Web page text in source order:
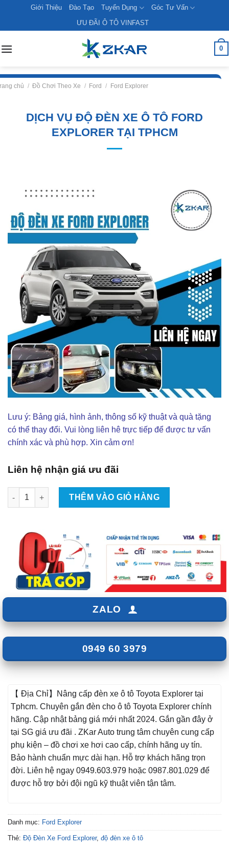
content
Giới Thiệu Đào Tạo Tuyển Dụng
Góc Tư Vấn
ƯU ĐÃI Ô TÔ VINFAST
0
chủ / Đồ Chơi Theo Xe / Ford / Ford Explorer
DỊCH VỤ ĐỘ ĐÈN XE Ô TÔ FORD
EXPLORER TẠI TPHCM
Lưu ý: Bảng giá, hình ảnh, thông số kỹ thuật và quà tặng
có thể thay đổi. Vui lòng liên hê trực tiếp để được tư vấn
chính xác và phù hợp. Xin cảm ơn!
Liên hệ nhận giá ưu đãi
Dịch Vụ Độ Đèn Xe Ô Tô Ford Explorer Tại TpHCM số lượng
THÊM VÀO GIỎ HÀNG
ZALO
0949 60 3979
【 Địa Chỉ】Nâng cấp đèn xe ô tô Toyota Explorer tại
Tphcm. Chuyên gắn đèn cho ô tô Toyota Explorer chính
hãng. Cập nhật bảng giá mới nhất 2024. Gắn gần đây ở
tại SG giá ưu đãi . ZKar Auto trung tâm chuyên cung cấp
phụ kiện – đồ chơi xe hơi cao cấp, chính hãng uy tín.
Bảo hành chuẩn mực dài hạn. Hỗ trợ khách hãng trọn
đời. Liên hệ ngay 0949.603.979 hoặc 0987.801.029 để
được hỗ trợ bởi đội ngũ kỹ thuật viên tận tâm.
Danh mục: Ford Explorer
Thẻ: Độ Đèn Xe Ford Explorer, độ đèn xe ô tô